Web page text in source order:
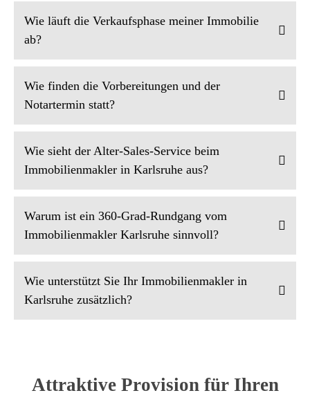
Wie läuft die Verkaufsphase meiner Immobilie
ab?
Wie finden die Vorbereitungen und der
Notartermin statt?
Wie sieht der Alter-Sales-Service beim
Immobilienmakler in Karlsruhe aus?
Warum ist ein 360-Grad-Rundgang vom
Immobilienmakler Karlsruhe sinnvoll?
Wie unterstützt Sie Ihr Immobilienmakler in
Karlsruhe zusätzlich?
Attraktive Provision für Ihren